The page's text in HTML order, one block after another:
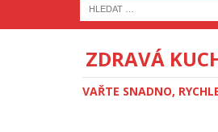
ZDRAVÁ
VAŘTE SNADNO,